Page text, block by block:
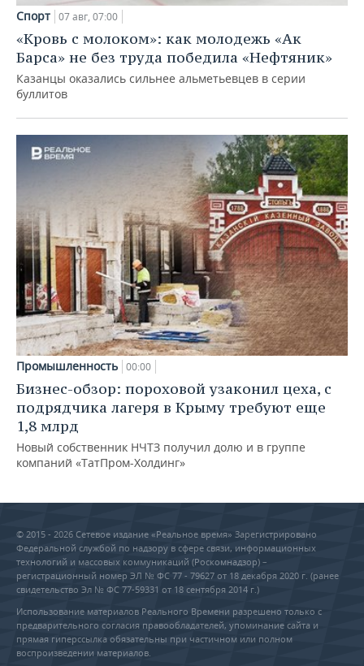
Спорт 07 авг, 07:00
«Кровь с молоком»: как молодежь «Ак
Барса» не без труда победила «Нефтяник»
Казанцы оказались сильнее альметьевцев в серии
буллитов
Промышленность 00:00
Бизнес-обзор: пороховой узаконил цеха, с
подрядчика лагеря в Крыму требуют еще
1,8 млрд
Новый собственник НЧТЗ получил долю и в группе
компаний «ТатПром-Холдинг»
© 2015 - 2026 Сетевое издание «Реальное время» Зарегистрировано
Федеральной службой по надзору в сфере связи, информационных
технологий и массовых коммуникаций (Роскомнадзор) –
регистрационный номер ЭЛ № ФС 77 - 79627 от 18 декабря 2020 г. (ранее
свидетельство Эл № ФС 77-59331 от 18 сентября 2014 г.)
Использование материалов Реального Времени разрешено только с
предварительного согласия правообладателей, упоминание сайта и
прямая гиперссылка обязательны при частичном или полном
воспроизведении материалов.